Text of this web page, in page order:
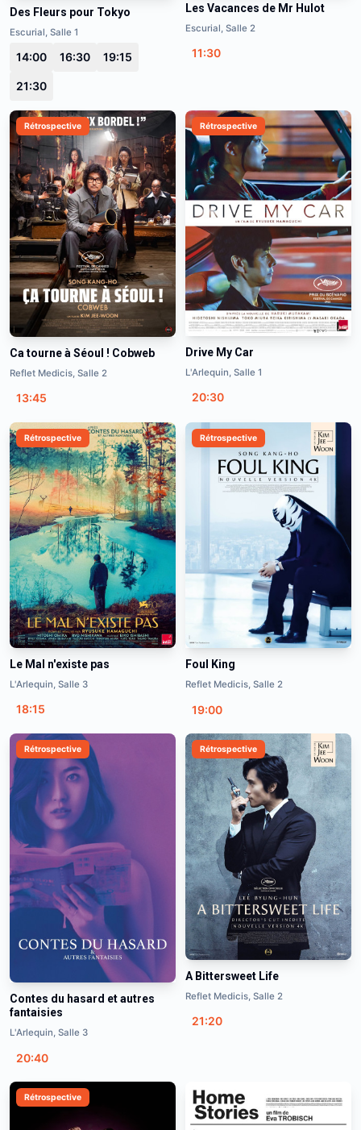
Des Fleurs pour Tokyo
Escurial, Salle 1
14:00 16:30 19:15
21:30
Les Vacances de Mr Hulot
Escurial, Salle 2
11:30
Rétrospective
Ca tourne à Séoul ! Cobweb
Reflet Medicis, Salle 2
13:45
Rétrospective
Drive My Car
L'Arlequin, Salle 1
20:30
Rétrospective
Le Mal n'existe pas
L'Arlequin, Salle 3
18:15
Rétrospective
Foul King
Reflet Medicis, Salle 2
19:00
Rétrospective
Contes du hasard et autres
fantaisies
L'Arlequin, Salle 3
20:40
Rétrospective
A Bittersweet Life
Reflet Medicis, Salle 2
21:20
Rétrospective